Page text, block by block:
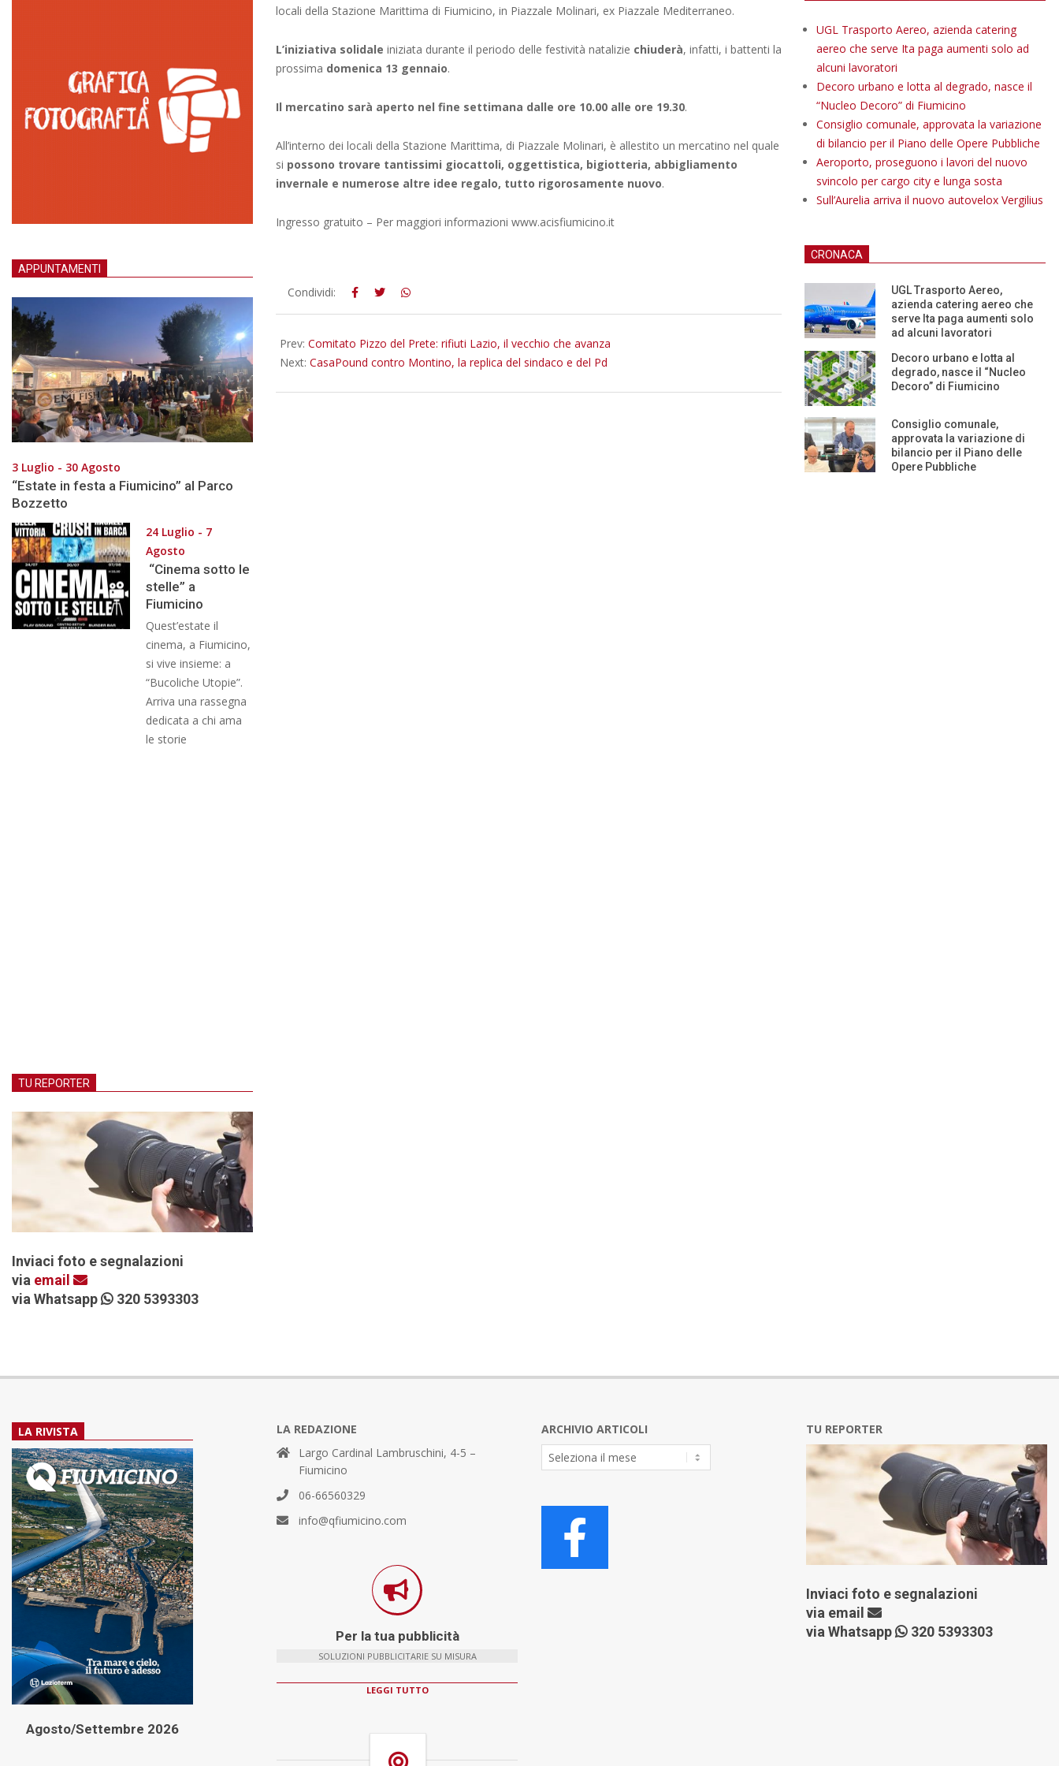
locali della Stazione Marittima di Fiumicino, in Piazzale Molinari, ex Piazzale Mediterraneo.
L’iniziativa solidale iniziata durante il periodo delle festività natalizie chiuderà, infatti, i battenti la
prossima domenica 13 gennaio.
Il mercatino sarà aperto nel fine settimana dalle ore 10.00 alle ore 19.30.
All’interno dei locali della Stazione Marittima, di Piazzale Molinari, è allestito un mercatino nel quale
si possono trovare tantissimi giocattoli, oggettistica, bigiotteria, abbigliamento
invernale e numerose altre idee regalo, tutto rigorosamente nuovo.
Ingresso gratuito – Per maggiori informazioni www.acisfiumicino.it
2019-
01-
Condividi:
Prev: Comitato Pizzo del Prete: rifiuti Lazio, il vecchio che avanza
Next: CasaPound contro Montino, la replica del sindaco e del Pd
APPUNTAMENTI
3 Luglio - 30 Agosto
“Estate in festa a Fiumicino” al Parco
Bozzetto
24 Luglio - 7
Agosto
“Cinema sotto le
stelle” a
Fiumicino
Quest’estate il
cinema, a Fiumicino,
si vive insieme: a
“Bucoliche Utopie”.
Arriva una rassegna
dedicata a chi ama
le storie
TU REPORTER
Inviaci foto e segnalazioni
via email
via Whatsapp
320 5393303
UGL Trasporto Aereo, azienda catering
aereo che serve Ita paga aumenti solo ad
alcuni lavoratori
Decoro urbano e lotta al degrado, nasce il
“Nucleo Decoro” di Fiumicino
Consiglio comunale, approvata la variazione
di bilancio per il Piano delle Opere Pubbliche
Aeroporto, proseguono i lavori del nuovo
svincolo per cargo city e lunga sosta
Sull’Aurelia arriva il nuovo autovelox Vergilius
CRONACA
UGL Trasporto Aereo,
azienda catering aereo che
serve Ita paga aumenti solo
ad alcuni lavoratori
Decoro urbano e lotta al
degrado, nasce il “Nucleo
Decoro” di Fiumicino
Consiglio comunale,
approvata la variazione di
bilancio per il Piano delle
Opere Pubbliche
LA RIVISTA
Agosto/Settembre 2026
LA REDAZIONE
Largo Cardinal Lambruschini, 4-5 –
Fiumicino
06-66560329
info@qfiumicino.com
Per la tua pubblicità
SOLUZIONI PUBBLICITARIE SU MISURA
LEGGI TUTTO
ARCHIVIO ARTICOLI
Archivio
Articoli
TU REPORTER
Inviaci foto e segnalazioni
via email
via Whatsapp
320 5393303